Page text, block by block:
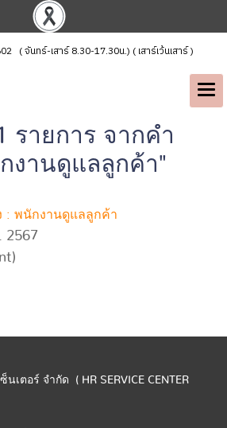
( จันทร์-เสาร์ 8.30-17.30น.) ( เสาร์เว้นเสาร์ )
รายการ จากคำ
งานดูแลลูกค้า"
: พนักงานดูแลลูกค้า
2567
เตอร์ จำกัด ( HR SERVICE CENTER